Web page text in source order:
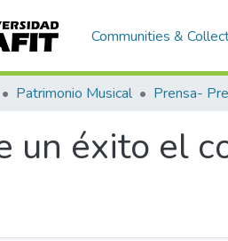
Communities &
Patrimonio Musical Prensa-
un éxito el